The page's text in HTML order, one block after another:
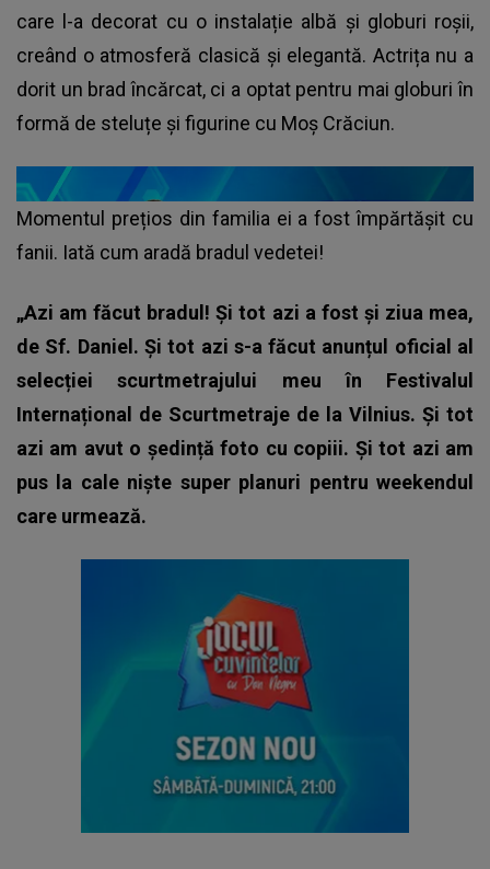
care l-a decorat cu o instalație albă și globuri roșii,
creând o atmosferă clasică și elegantă. Actrița nu a
dorit un brad încărcat, ci a optat pentru mai globuri în
formă de steluțe și figurine cu Moș Crăciun.
Momentul prețios din familia ei a fost împărtășit cu
fanii. Iată cum aradă bradul vedetei!
„Azi am făcut bradul! Și tot azi a fost și ziua mea,
de Sf. Daniel. Și tot azi s-a făcut anunțul oficial al
selecției scurtmetrajului meu în Festivalul
Internațional de Scurtmetraje de la Vilnius. Și tot
azi am avut o ședință foto cu copiii. Și tot azi am
pus la cale niște super planuri pentru weekendul
care urmează.